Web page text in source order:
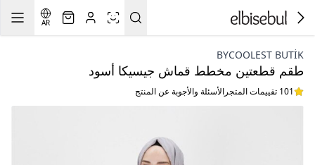
AR
BYCOOLEST BUTİK
طقم قطعتين مخطط قماش جيسيكا أسود
101 تقييمات المتجر الأسئلة والأجوبة عن المنتج